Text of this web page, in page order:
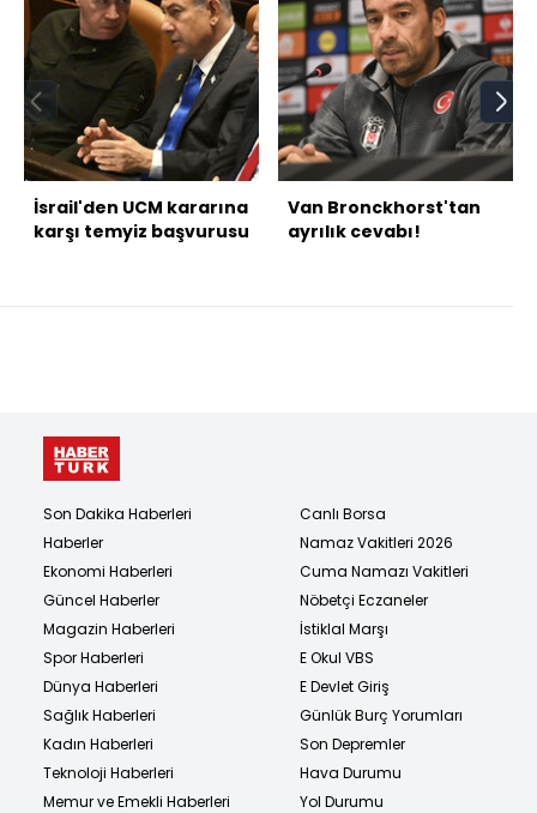
İsrail'den UCM kararına
karşı temyiz başvurusu
Van Bronckhorst'tan
ayrılık cevabı!
Son Dakika Haberleri
Haberler
Ekonomi Haberleri
Güncel Haberler
Magazin Haberleri
Spor Haberleri
Dünya Haberleri
Sağlık Haberleri
Kadın Haberleri
Teknoloji Haberleri
Memur ve Emekli Haberleri
Canlı Borsa
Namaz Vakitleri 2026
Cuma Namazı Vakitleri
Nöbetçi Eczaneler
İstiklal Marşı
E Okul VBS
E Devlet Giriş
Günlük Burç Yorumları
Son Depremler
Hava Durumu
Yol Durumu